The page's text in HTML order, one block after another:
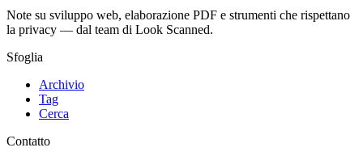
Note su sviluppo web, elaborazione PDF e strumenti che rispettano
la privacy — dal team di Look Scanned.
Sfoglia
Archivio
Tag
Cerca
Contatto